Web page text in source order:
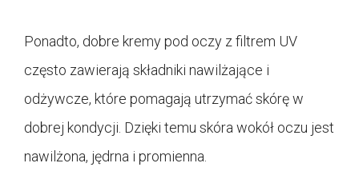
Ponadto, dobre kremy pod oczy z filtrem UV
często zawierają składniki nawilżające i
odżywcze, które pomagają utrzymać skórę w
dobrej kondycji. Dzięki temu skóra wokół oczu jest
nawilżona, jędrna i promienna.